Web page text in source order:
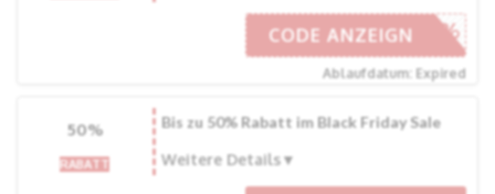
TACCD10%
CODE ANZEIGN
Ablaufdatum: Expired
50%
RABATT
Bis zu 50% Rabatt im Black Friday Sale
Weitere Details